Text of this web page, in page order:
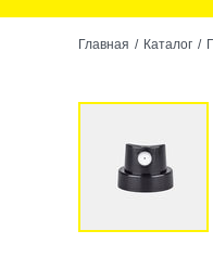
Главная / Каталог /